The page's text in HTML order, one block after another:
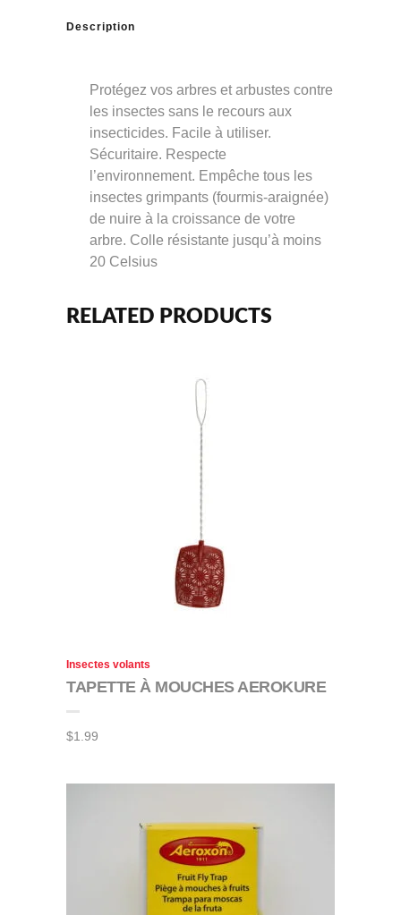
Description
Protégez vos arbres et arbustes contre
les insectes sans le recours aux
insecticides. Facile à utiliser.
Sécuritaire. Respecte
l’environnement. Empêche tous les
insectes grimpants (fourmis-araignée)
de nuire à la croissance de votre
arbre. Colle résistante jusqu’à moins
20 Celsius
RELATED PRODUCTS
Insectes volants
TAPETTE À MOUCHES AEROKURE
$1.99